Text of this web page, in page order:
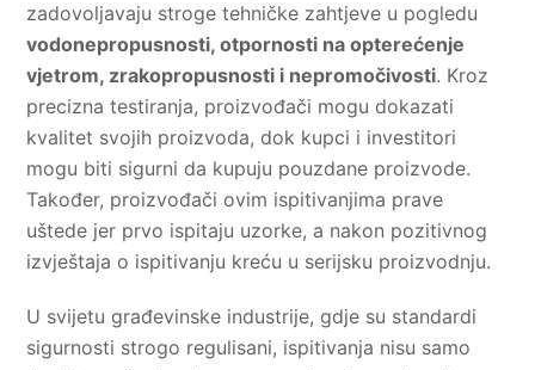
zadovoljavaju stroge tehničke zahtjeve u pogledu
vodonepropusnosti, otpornosti na opterećenje
vjetrom, zrakopropusnosti i nepromočivosti. Kroz
precizna testiranja, proizvođači mogu dokazati
kvalitet svojih proizvoda, dok kupci i investitori
mogu biti sigurni da kupuju pouzdane proizvode.
Također, proizvođači ovim ispitivanjima prave
uštede jer prvo ispitaju uzorke, a nakon pozitivnog
izvještaja o ispitivanju kreću u serijsku proizvodnju.
U svijetu građevinske industrije, gdje su standardi
sigurnosti strogo regulisani, ispitivanja nisu samo